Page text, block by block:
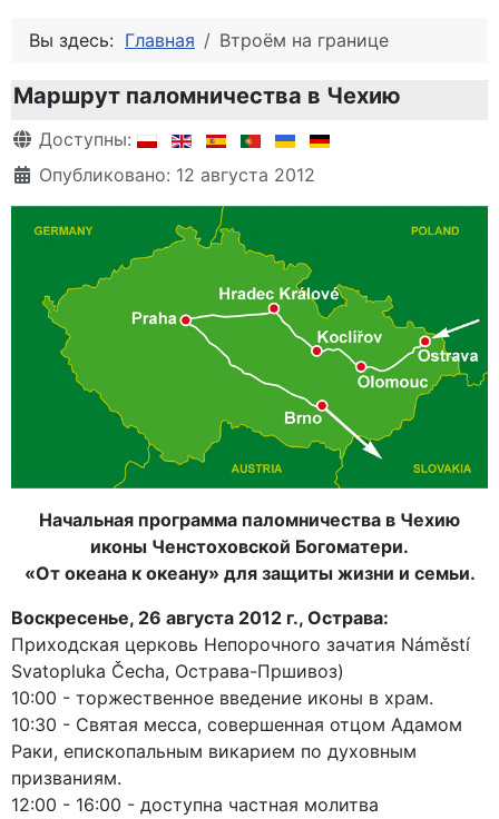
Вы здесь: Главная Втроём на границе
Маршрут паломничества в Чехию
Информация о материале
Доступны:
Опубликовано: 12 августа 2012
Начальная программа паломничества в Чехию
иконы Ченстоховской Богоматери.
«От океана к океану» для защиты жизни и семьи.
Воскресенье, 26 августа 2012 г., Острава:
Приходская церковь Непорочного зачатия Náměstí
Svatopluka Čecha, Острава-Пршивоз)
10:00 - торжественное введение иконы в храм.
10:30 - Святая месса, совершенная отцом Адамом
Раки, епископальным викарием по духовным
призваниям.
12:00 - 16:00 - доступна частная молитва